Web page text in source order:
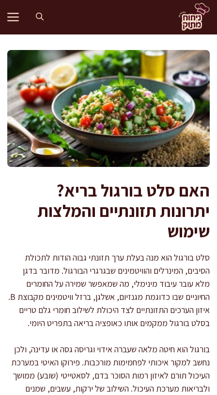
לדלג
לתוכן
האם סלט בורגול בריא?
יתרונות תזונתיים והמלצות
שימוש
סלט בורגול הוא מנה בעלת ערך תזונתי גבוה הודות לתכולת
הסיבים, המינרלים והוויטמינים שבגרגרי הבורגול. מדובר בדגן
מלא עובר עיבוד מינימלי, מה שמאפשר שמירה על החומרים
החיוניים שבו כדוגמת מגנזיום, אשלגן, ברזל וויטמינים מקבוצת B.
איזון הערכים התזונתיים לצד היכולת לשילוב חומרי גלם טריים
בסלט בורגול ממקמים אותו כאופציה בריאה בתפריט היומי.
בורגול הוא חיטה מלאה שעברה אידוי וגריסה גסה או עדינה, ולכן
נחשב למקור איכותי לפחמימות מורכבות. פירוקו האיטי במערכת
העיכול תורם לאיזון רמות הסוכר בדם, לסאטייטי (שובע) ממושך
ולבריאות מערכת העיכול. השילוב של ירקות, עשבים, שמנים